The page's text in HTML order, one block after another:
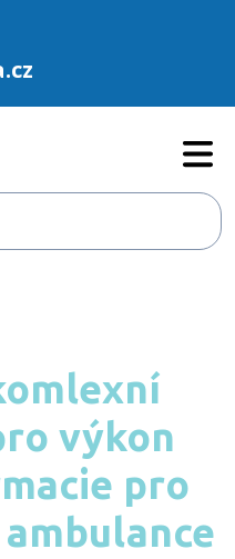
výkon
pro